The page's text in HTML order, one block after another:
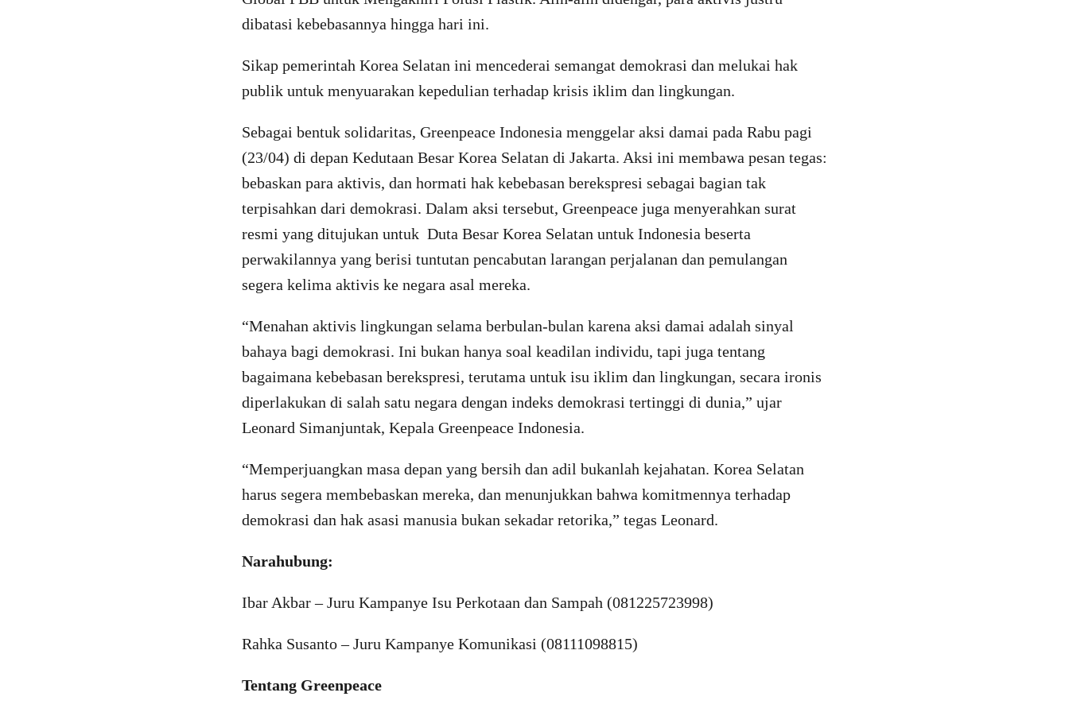
dibatasi kebebasannya hingga hari ini.
Sikap pemerintah Korea Selatan ini mencederai semangat demokrasi dan melukai hak
publik untuk menyuarakan kepedulian terhadap krisis iklim dan lingkungan.
Sebagai bentuk solidaritas, Greenpeace Indonesia menggelar aksi damai pada Rabu pagi
(23/04) di depan Kedutaan Besar Korea Selatan di Jakarta. Aksi ini membawa pesan tegas:
bebaskan para aktivis, dan hormati hak kebebasan berekspresi sebagai bagian tak
terpisahkan dari demokrasi. Dalam aksi tersebut, Greenpeace juga menyerahkan surat
resmi yang ditujukan untuk Duta Besar Korea Selatan untuk Indonesia beserta
perwakilannya yang berisi tuntutan pencabutan larangan perjalanan dan pemulangan
segera kelima aktivis ke negara asal mereka.
“Menahan aktivis lingkungan selama berbulan-bulan karena aksi damai adalah sinyal
bahaya bagi demokrasi. Ini bukan hanya soal keadilan individu, tapi juga tentang
bagaimana kebebasan berekspresi, terutama untuk isu iklim dan lingkungan, secara ironis
diperlakukan di salah satu negara dengan indeks demokrasi tertinggi di dunia,” ujar
Leonard Simanjuntak, Kepala Greenpeace Indonesia.
“Memperjuangkan masa depan yang bersih dan adil bukanlah kejahatan. Korea Selatan
harus segera membebaskan mereka, dan menunjukkan bahwa komitmennya terhadap
demokrasi dan hak asasi manusia bukan sekadar retorika,” tegas Leonard.
Narahubung:
Ibar Akbar – Juru Kampanye Isu Perkotaan dan Sampah (081225723998)
Rahka Susanto – Juru Kampanye Komunikasi (08111098815)
Tentang Greenpeace